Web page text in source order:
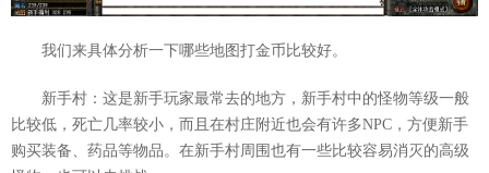
我们来具体分析一下哪些地图打金币比较好。
新手村：这是新手玩家最常去的地方，新手村中的怪物等级一般
比较低，死亡几率较小，而且在村庄附近也会有许多NPC，方便新手
购买装备、药品等物品。在新手村周围也有一些比较容易消灭的高级